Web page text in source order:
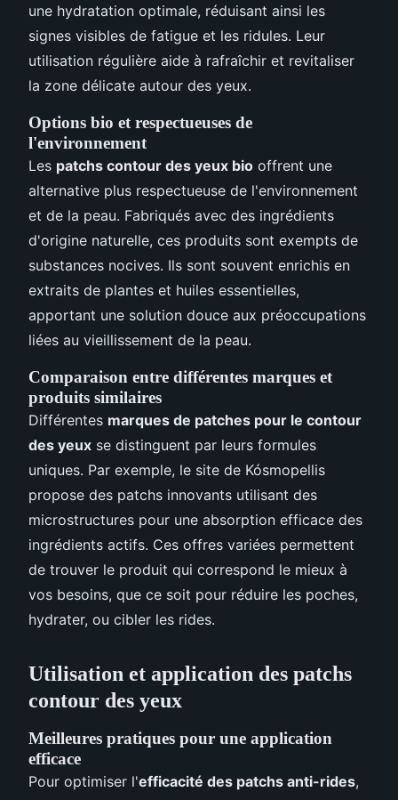
une hydratation optimale, réduisant ainsi les
signes visibles de fatigue et les ridules. Leur
utilisation régulière aide à rafraîchir et revitaliser
la zone délicate autour des yeux.
Options bio et respectueuses de
l'environnement
Les patchs contour des yeux bio offrent une
alternative plus respectueuse de l'environnement
et de la peau. Fabriqués avec des ingrédients
d'origine naturelle, ces produits sont exempts de
substances nocives. Ils sont souvent enrichis en
extraits de plantes et huiles essentielles,
apportant une solution douce aux préoccupations
liées au vieillissement de la peau.
Comparaison entre différentes marques et
produits similaires
Différentes marques de patches pour le contour
des yeux se distinguent par leurs formules
uniques. Par exemple, le site de Kósmopellis
propose des patchs innovants utilisant des
microstructures pour une absorption efficace des
ingrédients actifs. Ces offres variées permettent
de trouver le produit qui correspond le mieux à
vos besoins, que ce soit pour réduire les poches,
hydrater, ou cibler les rides.
Utilisation et application des patchs
contour des yeux
Meilleures pratiques pour une application
efficace
Pour optimiser l'efficacité des patchs anti-rides,